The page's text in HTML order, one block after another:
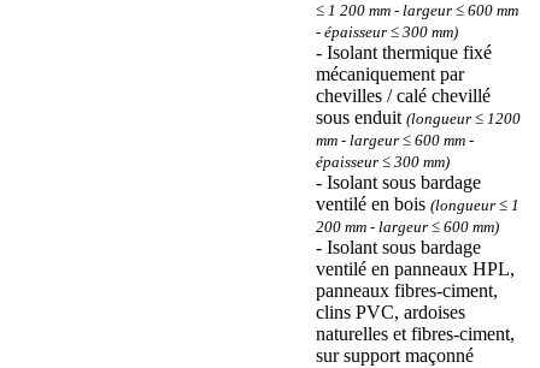
≤ 1 200 mm - largeur ≤ 600 mm
- épaisseur ≤ 300 mm)
- Isolant thermique fixé
mécaniquement par
chevilles / calé chevillé
sous enduit (longueur ≤ 1200
mm - largeur ≤ 600 mm -
épaisseur ≤ 300 mm)
- Isolant sous bardage
ventilé en bois (longueur ≤ 1
200 mm - largeur ≤ 600 mm)
- Isolant sous bardage
ventilé en panneaux HPL,
panneaux fibres-ciment,
clins PVC, ardoises
naturelles et fibres-ciment,
sur support maçonné